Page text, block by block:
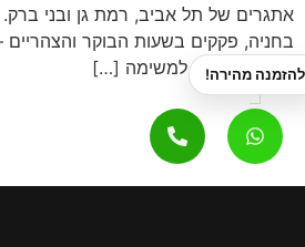
אתגרים של תל אביב, רמת גן ובני ברק.
בחניה, פקקים בשעות הבוקר והצהריים
נסיעה פשוטה למשימה […]